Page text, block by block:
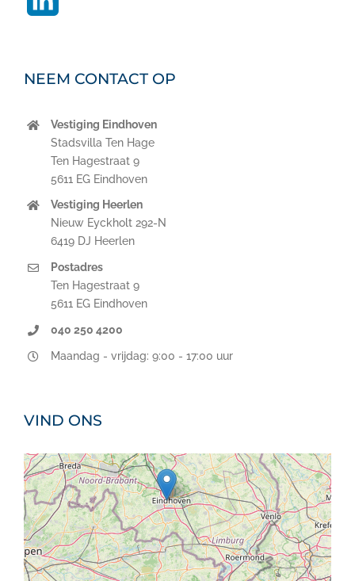
NEEM CONTACT OP
Vestiging Eindhoven
Stadsvilla Ten Hage
Ten Hagestraat 9
5611 EG Eindhoven
Vestiging Heerlen
Nieuw Eyckholt 292-N
6419 DJ Heerlen
Postadres
Ten Hagestraat 9
5611 EG Eindhoven
040 250 4200
Maandag - vrijdag: 9:00 - 17:00 uur
VIND ONS